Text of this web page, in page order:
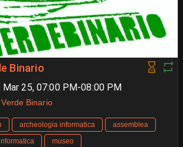
Binario
Mar 25, 07:00 PM-08:00 PM
Binario
archeologia informatica
assemblea
museo